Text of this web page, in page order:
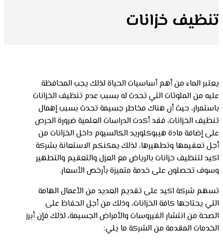
تنظيف خزانات
يعتبر الماء من أهم أساسيات الحياة لذلك يجب المحافظة
عليه من الملوثات التي تحدث له بسبب عدم تنظيف الخزانات
باستمرار، حيث أن هناك مخاطر جسيمة تحدث بسبب إهمال
تنظيف الخزانات، فقد أكدت الدراسات العلمية ضرورة الحرص
على إضافة مادة هيبوكلوريد الكالسيوم داخل الخزانات من
أجل تعقيمها وتطهيرها، لذلك يمكنكم الاستعانة بشركة
اكيد لتنظيف خزانات بالرياض مع العزل والتعقيم والتطهير
وسوف تحصلون على خدمة متميزة بأرخص الأسعار.
تسهم شركة اكيد على تقديم العديد من الأعمال الهامة
التي يحتاجها كافة الخزانات، وذلك من أجل الحفاظ على
الصحة من انتشار الفيروسات والأمراض الجسيمة، لذلك فإن أبرز
الخدمات المقدمة من الشركة ما يلي: